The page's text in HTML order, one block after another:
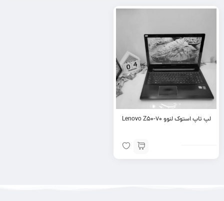
لپ تاپ استوک لنوو Lenovo Z50-70